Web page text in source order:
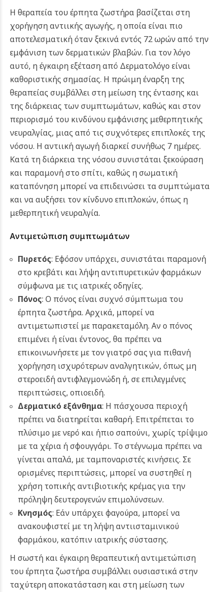
Η θεραπεία του έρπητα ζωστήρα βασίζεται στη
χορήγηση αντιικής αγωγής, η οποία είναι πιο
αποτελεσματική όταν ξεκινά εντός 72 ωρών από την
εμφάνιση των δερματικών βλαβών. Για τον λόγο
αυτό, η έγκαιρη εξέταση από Δερματολόγο είναι
καθοριστικής σημασίας. Η πρώιμη έναρξη της
θεραπείας συμβάλλει στη μείωση της έντασης και
της διάρκειας των συμπτωμάτων, καθώς και στον
περιορισμό του κινδύνου εμφάνισης μεθερπητικής
νευραλγίας, μιας από τις συχνότερες επιπλοκές της
νόσου. Η αντιική αγωγή διαρκεί συνήθως 7 ημέρες.
Κατά τη διάρκεια της νόσου συνιστάται ξεκούραση
και παραμονή στο σπίτι, καθώς η σωματική
καταπόνηση μπορεί να επιδεινώσει τα συμπτώματα
και να αυξήσει τον κίνδυνο επιπλοκών, όπως η
μεθερπητική νευραλγία.
Αντιμετώπιση συμπτωμάτων
Πυρετός: Εφόσον υπάρχει, συνιστάται παραμονή
στο κρεβάτι και λήψη αντιπυρετικών φαρμάκων
σύμφωνα με τις ιατρικές οδηγίες.
Πόνος: Ο πόνος είναι συχνό σύμπτωμα του
έρπητα ζωστήρα. Αρχικά, μπορεί να
αντιμετωπιστεί με παρακεταμόλη. Αν ο πόνος
επιμένει ή είναι έντονος, θα πρέπει να
επικοινωνήσετε με τον γιατρό σας για πιθανή
χορήγηση ισχυρότερων αναλγητικών, όπως μη
στεροειδή αντιφλεγμονώδη ή, σε επιλεγμένες
περιπτώσεις, οπιοειδή.
Δερματικό εξάνθημα: Η πάσχουσα περιοχή
πρέπει να διατηρείται καθαρή. Επιτρέπεται το
πλύσιμο με νερό και ήπιο σαπούνι, χωρίς τρίψιμο
με τα χέρια ή σφουγγάρι. Το στέγνωμα πρέπει να
γίνεται απαλά, με ταμποναριστές κινήσεις. Σε
ορισμένες περιπτώσεις, μπορεί να συστηθεί η
χρήση τοπικής αντιβιοτικής κρέμας για την
πρόληψη δευτερογενών επιμολύνσεων.
Κνησμός: Εάν υπάρχει φαγούρα, μπορεί να
ανακουφιστεί με τη λήψη αντιισταμινικού
φαρμάκου, κατόπιν ιατρικής σύστασης.
Η σωστή και έγκαιρη θεραπευτική αντιμετώπιση
του έρπητα ζωστήρα συμβάλλει ουσιαστικά στην
ταχύτερη αποκατάσταση και στη μείωση των